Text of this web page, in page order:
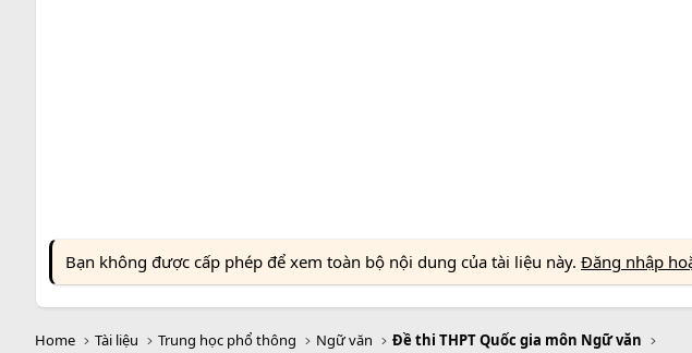
Bạn không được cấp phép để xem toàn bộ nội dung của tài liệu này. Đăng nhập
Home Tài liệu Trung học phổ thông Ngữ văn Đề thi THPT Quốc gia môn Ngữ văn